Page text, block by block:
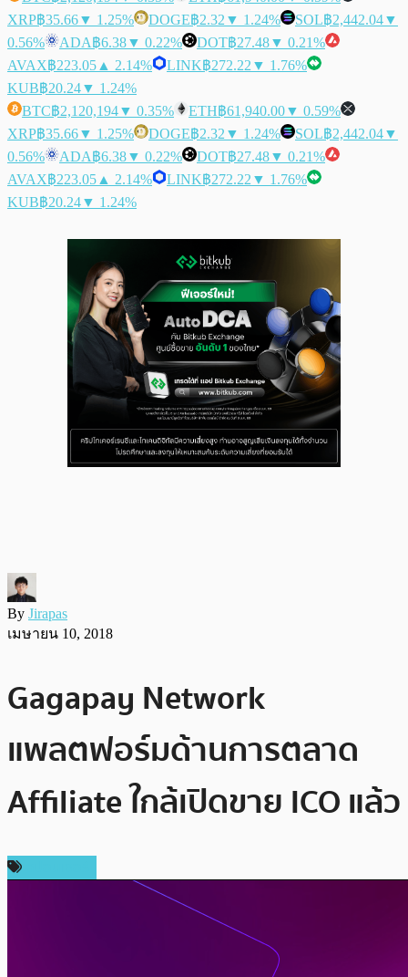
XRP฿35.66▼ 1.25% DOGE฿2.32 ▼ 1.24% SOL฿2,442.04▼
0.56%
ADA฿6.38▼ 0.22% DOT฿27.48▼ 0.21%
AVAX฿223.05 ▲ 2.14% LINK฿272.22 ▼ 1.76%
KUB฿20.24▼ 1.24%
BTC฿2,120,194▼ 0.35% ETH฿61,940.00▼ 0.59%
XRP฿35.66▼ 1.25% DOGE฿2.32 ▼ 1.24% SOL฿2,442.04▼
0.56%
ADA฿6.38▼ 0.22% DOT฿27.48▼ 0.21%
AVAX฿223.05 ▲ 2.14% LINK฿272.22 ▼ 1.76%
KUB฿20.24▼ 1.24%
By Jirapas
เมษายน 10, 2018
Gagapay Network
แพลตฟอร์มด้านการตลาด
Affiliate ใกล้เปิดขาย ICO แล้ว